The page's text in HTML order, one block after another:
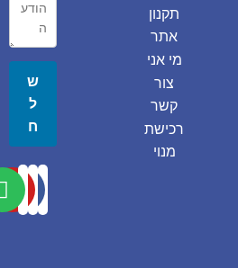
תקנון
אתר
מי אני
צור
קשר
רכישת
מנוי
ש
ל
ח